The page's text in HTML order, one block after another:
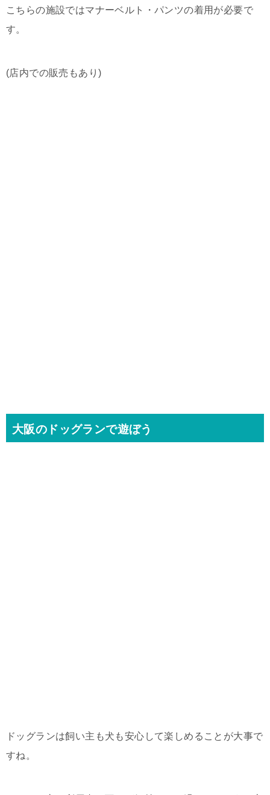
こちらの施設ではマナーベルト・パンツの着用が必要で
す。
(店内での販売もあり)
大阪のドッグランで遊ぼう
ドッグランは飼い主も犬も安心して楽しめることが大事で
すね。